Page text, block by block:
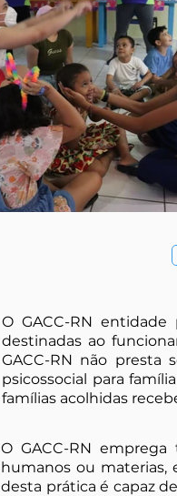
O GACC-RN
destinadas ao
GACC-RN não presta
psicossocial para
famílias acolhidas
O GACC-RN
humanos ou materias,
desta prática é capaz